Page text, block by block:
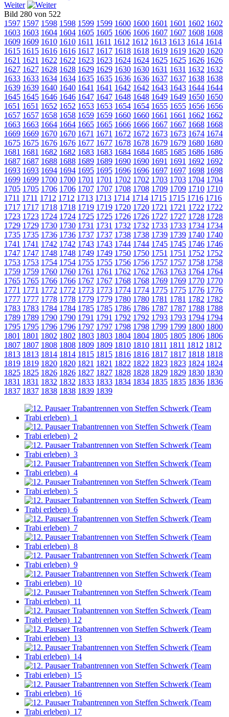
Weiter
Bild 280 von 522
1597 1597 1598 1598 1599 1599 1600 1600 1601 1601 1602 1602
1603 1603 1604 1604 1605 1605 1606 1606 1607 1607 1608 1608
1609 1609 1610 1610 1611 1611 1612 1612 1613 1613 1614 1614
1615 1615 1616 1616 1617 1617 1618 1618 1619 1619 1620 1620
1621 1621 1622 1622 1623 1623 1624 1624 1625 1625 1626 1626
1627 1627 1628 1628 1629 1629 1630 1630 1631 1631 1632 1632
1633 1633 1634 1634 1635 1635 1636 1636 1637 1637 1638 1638
1639 1639 1640 1640 1641 1641 1642 1642 1643 1643 1644 1644
1645 1645 1646 1646 1647 1647 1648 1648 1649 1649 1650 1650
1651 1651 1652 1652 1653 1653 1654 1654 1655 1655 1656 1656
1657 1657 1658 1658 1659 1659 1660 1660 1661 1661 1662 1662
1663 1663 1664 1664 1665 1665 1666 1666 1667 1667 1668 1668
1669 1669 1670 1670 1671 1671 1672 1672 1673 1673 1674 1674
1675 1675 1676 1676 1677 1677 1678 1678 1679 1679 1680 1680
1681 1681 1682 1682 1683 1683 1684 1684 1685 1685 1686 1686
1687 1687 1688 1688 1689 1689 1690 1690 1691 1691 1692 1692
1693 1693 1694 1694 1695 1695 1696 1696 1697 1697 1698 1698
1699 1699 1700 1700 1701 1701 1702 1702 1703 1703 1704 1704
1705 1705 1706 1706 1707 1707 1708 1708 1709 1709 1710 1710
1711 1711 1712 1712 1713 1713 1714 1714 1715 1715 1716 1716
1717 1717 1718 1718 1719 1719 1720 1720 1721 1721 1722 1722
1723 1723 1724 1724 1725 1725 1726 1726 1727 1727 1728 1728
1729 1729 1730 1730 1731 1731 1732 1732 1733 1733 1734 1734
1735 1735 1736 1736 1737 1737 1738 1738 1739 1739 1740 1740
1741 1741 1742 1742 1743 1743 1744 1744 1745 1745 1746 1746
1747 1747 1748 1748 1749 1749 1750 1750 1751 1751 1752 1752
1753 1753 1754 1754 1755 1755 1756 1756 1757 1757 1758 1758
1759 1759 1760 1760 1761 1761 1762 1762 1763 1763 1764 1764
1765 1765 1766 1766 1767 1767 1768 1768 1769 1769 1770 1770
1771 1771 1772 1772 1773 1773 1774 1774 1775 1775 1776 1776
1777 1777 1778 1778 1779 1779 1780 1780 1781 1781 1782 1782
1783 1783 1784 1784 1785 1785 1786 1786 1787 1787 1788 1788
1789 1789 1790 1790 1791 1791 1792 1792 1793 1793 1794 1794
1795 1795 1796 1796 1797 1797 1798 1798 1799 1799 1800 1800
1801 1801 1802 1802 1803 1803 1804 1804 1805 1805 1806 1806
1807 1807 1808 1808 1809 1809 1810 1810 1811 1811 1812 1812
1813 1813 1814 1814 1815 1815 1816 1816 1817 1817 1818 1818
1819 1819 1820 1820 1821 1821 1822 1822 1823 1823 1824 1824
1825 1825 1826 1826 1827 1827 1828 1828 1829 1829 1830 1830
1831 1831 1832 1832 1833 1833 1834 1834 1835 1835 1836 1836
1837 1837 1838 1838 1839 1839